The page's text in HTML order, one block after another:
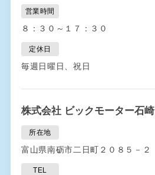
営業時間
８：３０～１７：３０
定休日
毎週日曜日、祝日
株式会社 ビックモーター石崎
所在地
富山県南砺市二日町２０８５－２
TEL